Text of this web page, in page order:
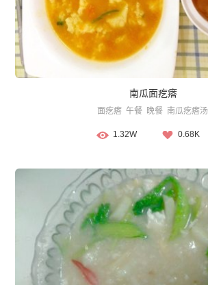
南瓜面疙瘩
面疙瘩 午餐 晚餐 南瓜疙瘩汤
1.32W 0.68K